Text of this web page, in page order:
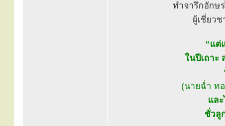
ทำจารึกอักษ
ผู้เชี่ยว
“แต่
ในปีเถาะ
(นายฉ่ำ ท
แล
ชั่วลู